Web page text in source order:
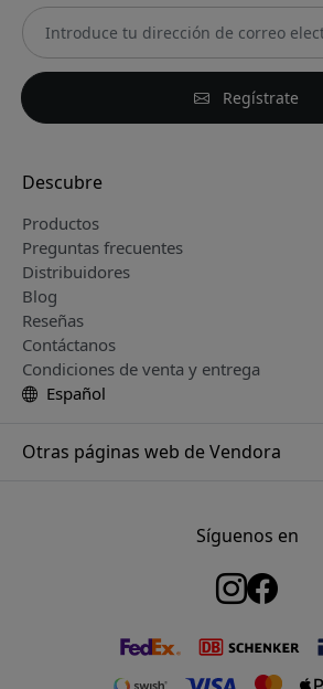
Regístrate
Descubre
Productos
Preguntas frecuentes
Distribuidores
Blog
Reseñas
Contáctanos
Condiciones de venta y entrega
Español
Otras páginas web de Vendora
www.plaud.se
Síguenos en